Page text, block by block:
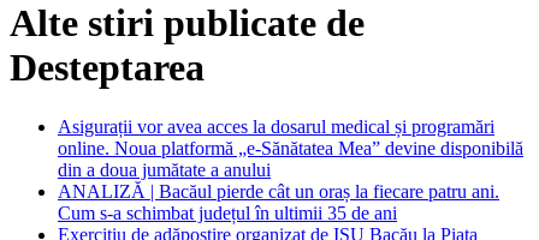
Alte stiri publicate de
Desteptarea
Asigurații vor avea acces la dosarul medical și programări
online. Noua platformă „e-Sănătatea Mea” devine disponibilă
din a doua jumătate a anului
ANALIZĂ | Bacăul pierde cât un oraș la fiecare patru ani.
Cum s-a schimbat județul în ultimii 35 de ani
Exercițiu de adăpostire organizat de ISU Bacău la Piața